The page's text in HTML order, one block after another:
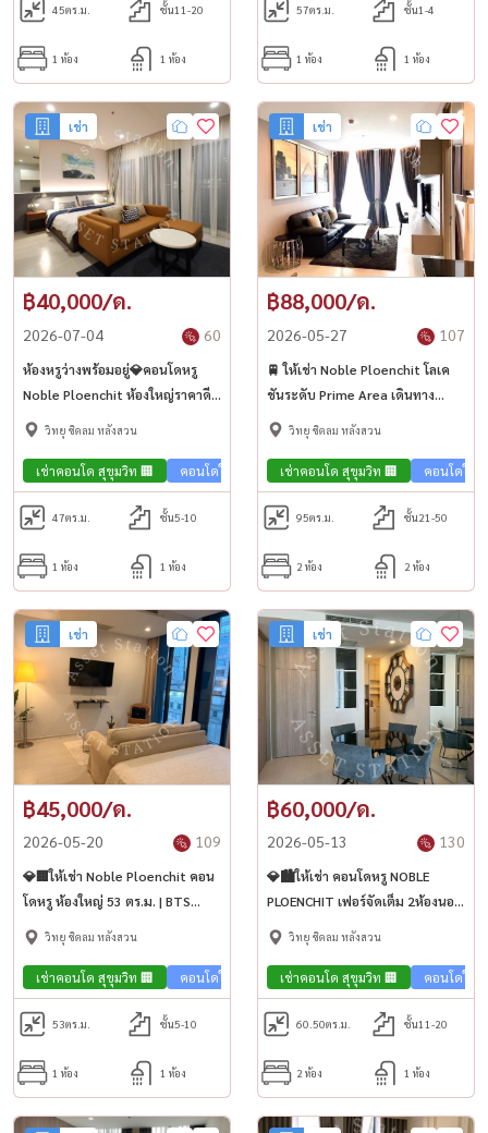
45ตร.ม. ชั้น11-20
1 ห้อง 1 ห้อง
57ตร.ม. ชั้น1-4
1 ห้อง 1 ห้อง
เช่า
฿40,000/ด.
2026-07-04 60
ห้องหรูว่างพร้อมอยู่💎คอนโดหรู
Noble Ploenchit ห้องใหญ่ราคาดี
ใจกลางสุขุมวิท ใกล้ BTS เพลินจิต✨
วิทยุ ชิดลม หลังสวน
เช่าคอนโด สุขุมวิท 🏢 คอนโดใกล้รถไฟฟ้า🚈 คอนโดวิวเมือง🌇 คอนโด
47ตร.ม. ชั้น5-10
1 ห้อง 1 ห้อง
เช่า
฿88,000/ด.
2026-05-27 107
🚆 ให้เช่า Noble Ploenchit โลเค
ชันระดับ Prime Area เดินทาง
สะดวก ใกล้ Central Embassy ✨
วิทยุ ชิดลม หลังสวน
เช่าคอนโด สุขุมวิท 🏢 คอนโดใก
95ตร.ม. ชั้น21-50
2 ห้อง 2 ห้อง
เช่า
฿45,000/ด.
2026-05-20 109
💎🏢ให้เช่า Noble Ploenchit คอน
โดหรู ห้องใหญ่ 53 ตร.ม. | BTS
เพลินจิต💎
วิทยุ ชิดลม หลังสวน
เช่าคอนโด สุขุมวิท 🏢 คอนโดใกล้รถไฟฟ้า🚈
53ตร.ม. ชั้น5-10
1 ห้อง 1 ห้อง
เช่า
฿60,000/ด.
2026-05-13 130
💎🏙️ให้เช่า คอนโดหรู NOBLE
PLOENCHIT เฟอร์จัดเต็ม 2ห้องนอน
ขนาดใหญ่ ใกล้ BTS เพลินจิต🚅
วิทยุ ชิดลม หลังสวน
เช่าคอนโด สุขุมวิท 🏢 คอนโดใก
60.50ตร.ม. ชั้น11-20
2 ห้อง 1 ห้อง